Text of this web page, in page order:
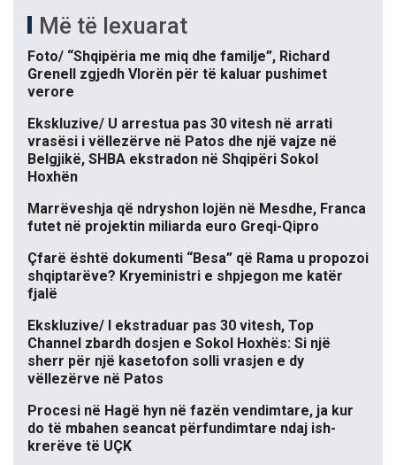
Më të lexuarat
Foto/ “Shqipëria me miq dhe familje”, Richard
Grenell zgjedh Vlorën për të kaluar pushimet
verore
Ekskluzive/ U arrestua pas 30 vitesh në arrati
vrasësi i vëllezërve në Patos dhe një vajze në
Belgjikë, SHBA ekstradon në Shqipëri Sokol
Hoxhën
Marrëveshja që ndryshon lojën në Mesdhe, Franca
futet në projektin miliarda euro Greqi-Qipro
Çfarë është dokumenti “Besa” që Rama u propozoi
shqiptarëve? Kryeministri e shpjegon me katër
fjalë
Ekskluzive/ I ekstraduar pas 30 vitesh, Top
Channel zbardh dosjen e Sokol Hoxhës: Si një
sherr për një kasetofon solli vrasjen e dy
vëllezërve në Patos
Procesi në Hagë hyn në fazën vendimtare, ja kur
do të mbahen seancat përfundimtare ndaj ish-
krerëve të UÇK